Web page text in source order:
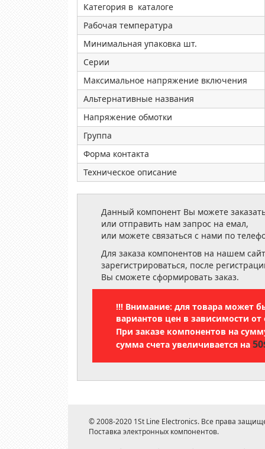
Категория в каталоге
Рабочая температура
Минимальная упаковка шт.
Серии
Максимальное напряжение включения
Альтернативные названия
Напряжение обмотки
Группа
Форма контакта
Техническое описание
Данный компонент Вы можете
или отправить нам запрос на емал,
или можете связаться с нами по
Для заказа компонентов на нашем
зарегистрироваться, после
Вы сможете сформировать заказ.
!!! Внимание: для товара может
вариантов цен в зависимости от
При заказе компонентов на
сумма счета увеличивается на
© 2008-2020 1St Line Electronics. Все права
Поставка электронных компонентов.